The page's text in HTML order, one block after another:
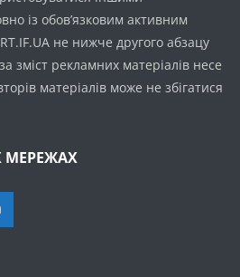
із обов’язковим активним
не нижче другого абзацу
зміст рекламних матеріалів несе
матеріалів може не збігатися
МЕРЕЖАХ